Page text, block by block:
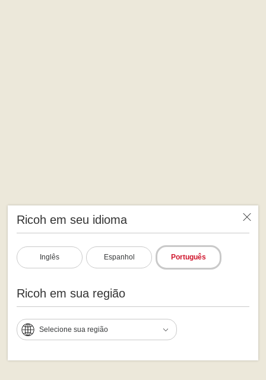
Ricoh em seu idioma
Inglês Espanhol Português
Ricoh em sua região
Selecione sua região